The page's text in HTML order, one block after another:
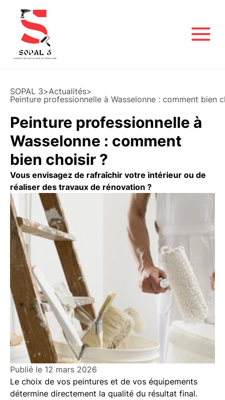
SOPAL 3>Actualités>
Peinture professionnelle à Wasselonne : comment bien
Peinture professionnelle à
Wasselonne : comment
bien choisir ?
Vous envisagez de rafraîchir votre intérieur ou de
réaliser des travaux de rénovation ?
Publié le 12 mars 2026
Le choix de vos peintures et de vos équipements
détermine directement la qualité du résultat final.